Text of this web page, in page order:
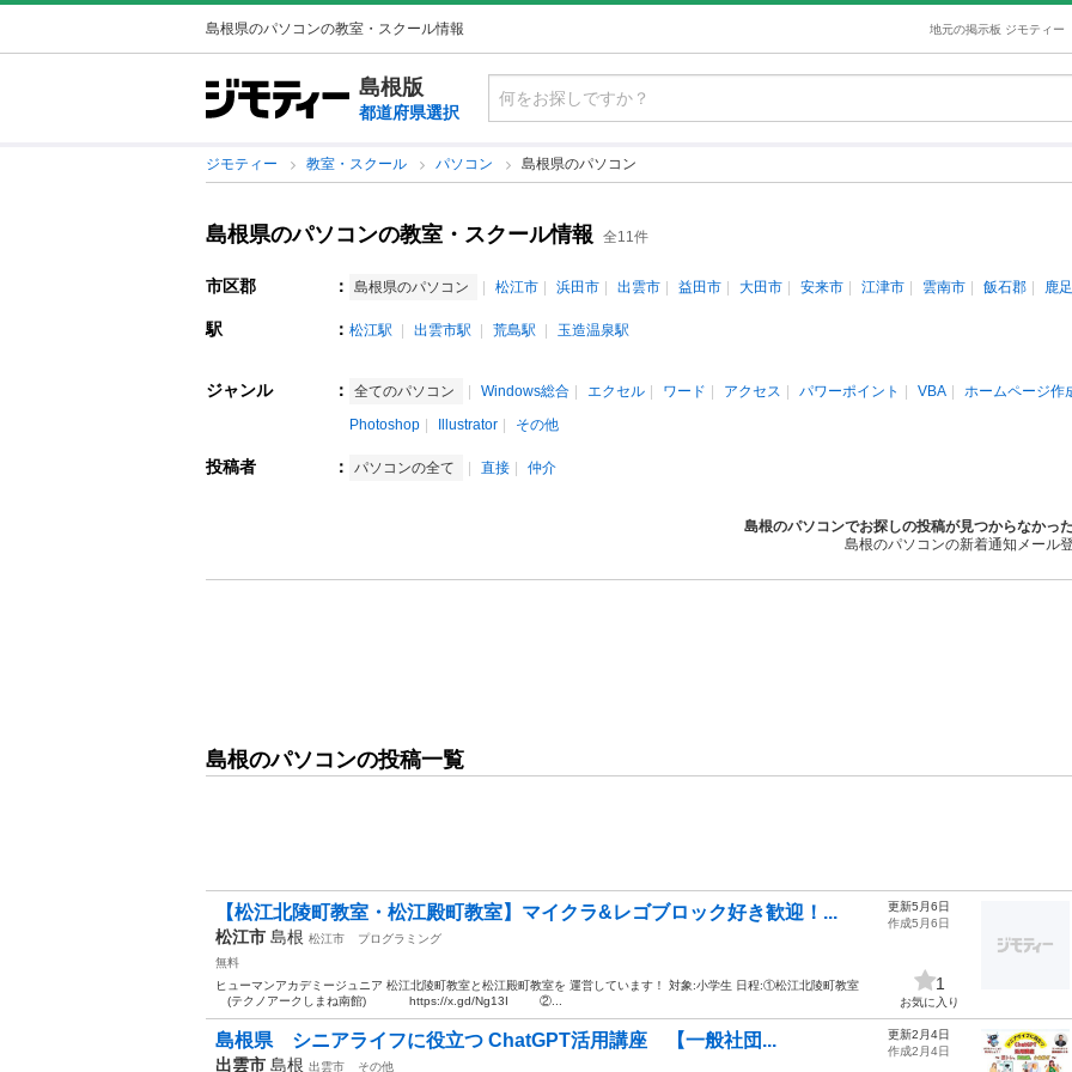
島根県のパソコンの教室・スクール情報 地元の掲示板 ジモティー
島根版
都道府県選択
ジモティー 教室・スクール パソコン 島根県のパソコン
島根県のパソコンの教室・スクール情報 全11件
市区郡 ： 島根県のパソコン 松江市 浜田市 出雲市 益田市 大田市 安来市 江津市 雲南市 飯石郡 鹿
駅 ： 松江駅 出雲市駅 荒島駅 玉造温泉駅
ジャンル ： 全てのパソコン Windows総合 エクセル ワード アクセス パワーポイント VBA
ホームページ作
Photoshop
Illustrator その他
投稿者 ： パソコンの全て 直接 仲介
島根のパソコンでお探しの投稿が見つからなかっ
島根のパソコンの新着通知メール
島根のパソコンの投稿一覧
【松江北陵町教室・松江殿町教室】マイクラ&レゴブロック好き歓迎！...
松江市 島根 松江市
プログラミング
無料
ヒューマンアカデミージュニア 松江北陵町教室と松江殿町教室を 運営しています！ 対象:小学生 日程:①松江北陵町教室
(テクノアークしまね南館) https://x.gd/Ng13I ②...
更新5月6日
作成5月6日
1
お気に入り
島根県 シニアライフに役立つ ChatGPT活用講座 【一般社団...
出雲市 島根 出雲市 その他
更新2月4日
作成2月4日